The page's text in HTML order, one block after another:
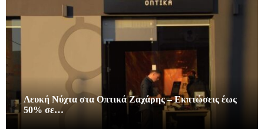
Λευκή Νύχτα στα Οπτικά Ζαχάρης – Εκπτώσεις έως
50% σε…